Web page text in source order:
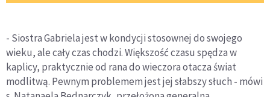
- Siostra Gabriela jest w kondycji stosownej do swojego
wieku, ale cały czas chodzi. Większość czasu spędza w
kaplicy, praktycznie od rana do wieczora otacza świat
modlitwą. Pewnym problemem jest jej słabszy słuch - mówi